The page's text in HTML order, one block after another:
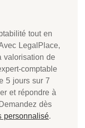
tout en
LegalPlace,
valorisation de
comptable
5 jours sur 7
et répondre à
dès
personnalisé.